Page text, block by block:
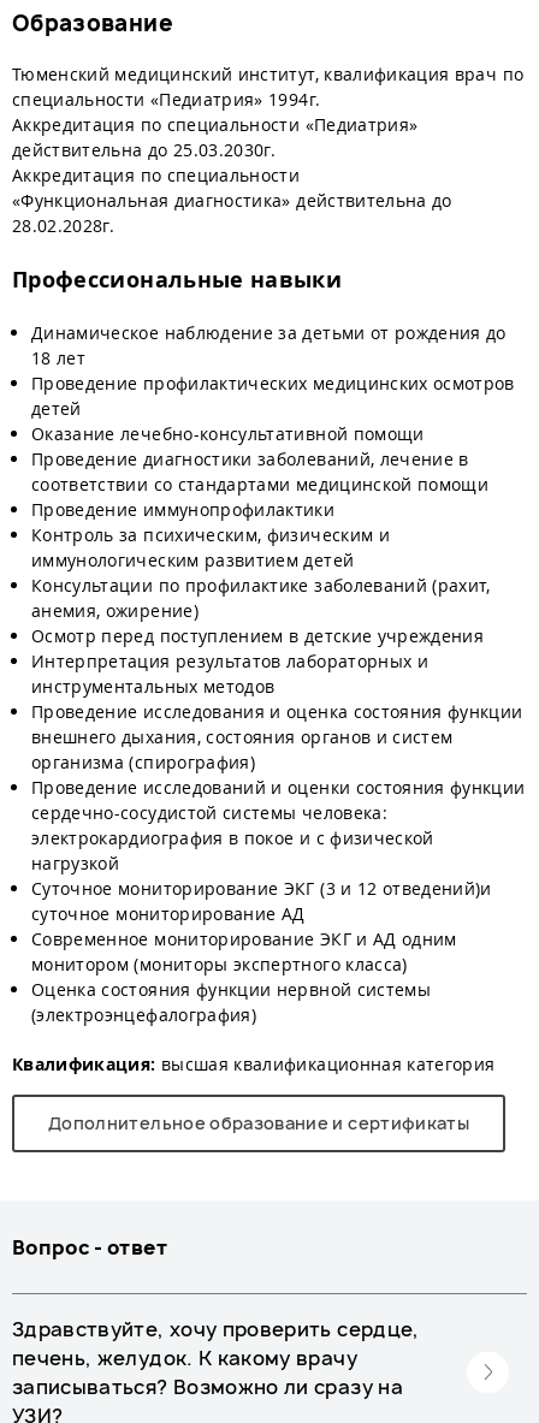
Образование
Тюменский медицинский институт, квалификация врач по
специальности «Педиатрия» 1994г.
Аккредитация по специальности «Педиатрия»
действительна до 25.03.2030г.
Аккредитация по специальности
«Функциональная диагностика» действительна до
28.02.2028г.
Профессиональные навыки
Динамическое наблюдение за детьми от рождения до
18 лет
Проведение профилактических медицинских осмотров
детей
Оказание лечебно-консультативной помощи
Проведение диагностики заболеваний, лечение в
соответствии со стандартами медицинской помощи
Проведение иммунопрофилактики
Контроль за психическим, физическим и
иммунологическим развитием детей
Консультации по профилактике заболеваний (рахит,
анемия, ожирение)
Осмотр перед поступлением в детские учреждения
Интерпретация результатов лабораторных и
инструментальных методов
Проведение исследования и оценка состояния функции
внешнего дыхания, состояния органов и систем
организма (спирография)
Проведение исследований и оценки состояния функции
сердечно-сосудистой системы человека:
электрокардиография в покое и с физической
нагрузкой
Суточное мониторирование ЭКГ (3 и 12 отведений)и
суточное мониторирование АД
Современное мониторирование ЭКГ и АД одним
монитором (мониторы экспертного класса)
Оценка состояния функции нервной системы
(электроэнцефалография)
Квалификация: высшая квалификационная категория
Дополнительное образование и сертификаты
Вопрос - ответ
Здравствуйте, хочу проверить сердце,
печень, желудок. К какому врачу
записываться? Возможно ли сразу на
УЗИ?